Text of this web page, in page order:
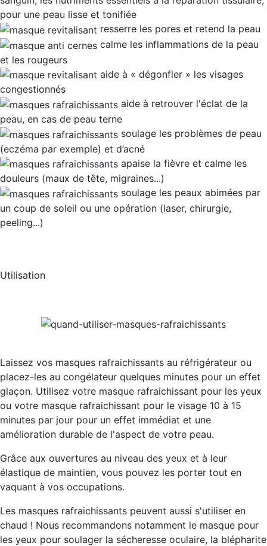
pour une peau lisse et tonifiée
resserre les pores et retend la peau
calme les inflammations de la peau
et les rougeurs
aide à « dégonfler » les visages
congestionnés
aide à retrouver l'éclat de la
peau, en cas de peau terne
soulage les problèmes de peau
(eczéma par exemple) et d’acné
apaise la fièvre et calme les
douleurs (maux de tête, migraines...)
soulage les peaux abimées par
un coup de soleil ou une opération (laser, chirurgie,
peeling...)
Utilisation
Laissez vos masques rafraichissants au réfrigérateur ou
placez-les au congélateur quelques minutes pour un effet
glaçon. Utilisez votre masque rafraichissant pour les yeux
ou votre masque rafraichissant pour le visage 10 à 15
minutes par jour pour un effet immédiat et une
amélioration durable de l'aspect de votre peau.
Grâce aux ouvertures au niveau des yeux et à leur
élastique de maintien, vous pouvez les porter tout en
vaquant à vos occupations.
Les masques rafraichissants peuvent aussi s'utiliser en
chaud ! Nous recommandons notamment le masque pour
les yeux pour soulager la sécheresse oculaire, la blépharite